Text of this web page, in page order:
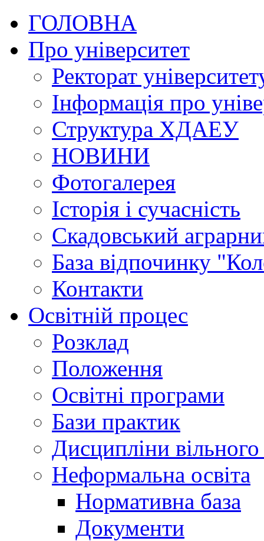
ГОЛОВНА
Про університет
Ректорат
Інформація про
Структура ХДАЕУ
НОВИНИ
Фотогалерея
Історія і сучасність
Скадовський
База відпочинку
Контакти
Освітній процес
Розклад
Положення
Освітні програми
Бази практик
Дисципліни
Неформальна освіта
Нормативна база
Документи